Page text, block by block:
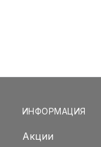
ИНФОРМАЦИЯ
Акции